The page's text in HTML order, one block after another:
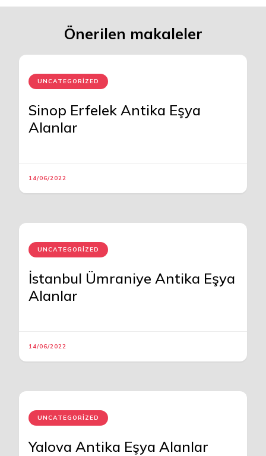
Önerilen makaleler
UNCATEGORIZED
Sinop Erfelek Antika Eşya
Alanlar
14/06/2022
UNCATEGORIZED
İstanbul Ümraniye Antika Eşya
Alanlar
14/06/2022
UNCATEGORIZED
Yalova Antika Eşya Alanlar